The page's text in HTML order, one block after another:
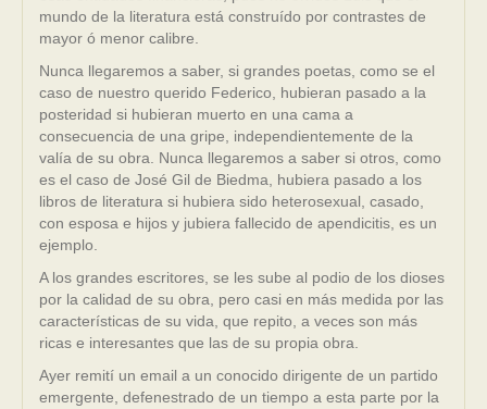
mundo de la literatura está construído por contrastes de
mayor ó menor calibre.
Nunca llegaremos a saber, si grandes poetas, como se el
caso de nuestro querido Federico, hubieran pasado a la
posteridad si hubieran muerto en una cama a
consecuencia de una gripe, independientemente de la
valía de su obra. Nunca llegaremos a saber si otros, como
es el caso de José Gil de Biedma, hubiera pasado a los
libros de literatura si hubiera sido heterosexual, casado,
con esposa e hijos y jubiera fallecido de apendicitis, es un
ejemplo.
A los grandes escritores, se les sube al podio de los dioses
por la calidad de su obra, pero casi en más medida por las
características de su vida, que repito, a veces son más
ricas e interesantes que las de su propia obra.
Ayer remití un email a un conocido dirigente de un partido
emergente, defenestrado de un tiempo a esta parte por la